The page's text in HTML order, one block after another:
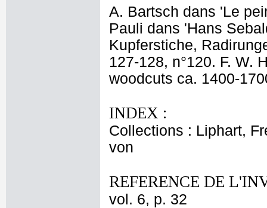
A. Bartsch dans 'Le
Pauli dans 'Hans
Kupferstiche,
127-128, n°120. F. W.
woodcuts ca. 1400-
INDEX :
Collections : Liphart,
von
REFERENCE DE
vol. 6, p. 32